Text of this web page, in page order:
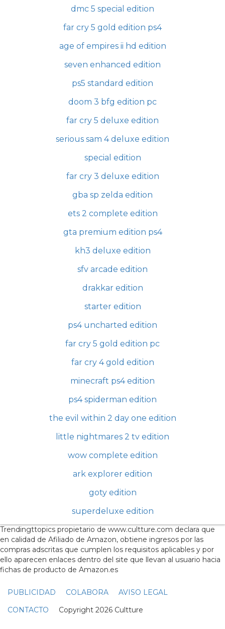
dmc 5 special edition
far cry 5 gold edition ps4
age of empires ii hd edition
seven enhanced edition
ps5 standard edition
doom 3 bfg edition pc
far cry 5 deluxe edition
serious sam 4 deluxe edition
special edition
far cry 3 deluxe edition
gba sp zelda edition
ets 2 complete edition
gta premium edition ps4
kh3 deluxe edition
sfv arcade edition
drakkar edition
starter edition
ps4 uncharted edition
far cry 5 gold edition pc
far cry 4 gold edition
minecraft ps4 edition
ps4 spiderman edition
the evil within 2 day one edition
little nightmares 2 tv edition
wow complete edition
ark explorer edition
goty edition
superdeluxe edition
Trendingttopics propietario de www.cultture.com declara que
en calidad de Afiliado de Amazon, obtiene ingresos por las
compras adscritas que cumplen los requisitos aplicables y por
ello aparecen enlaces dentro del site que llevan al usuario hacia
fichas de producto de Amazon.es
PUBLICIDAD COLABORA
AVISO LEGAL
CONTACTO Copyright 2026 Cultture